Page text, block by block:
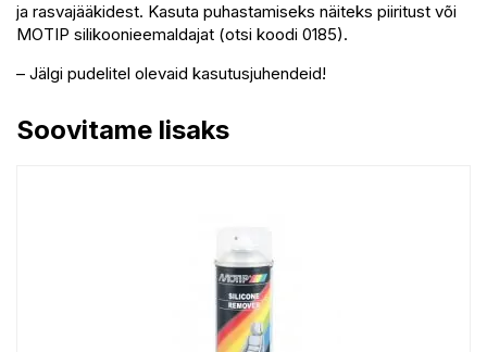
ja rasvajääkidest. Kasuta puhastamiseks näiteks piiritust või
MOTIP silikoonieemaldajat (otsi koodi 0185).
– Jälgi pudelitel olevaid kasutusjuhendeid!
Soovitame lisaks